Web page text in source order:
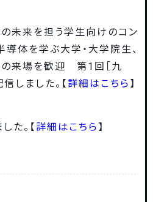
の未来を担う学生向けのコン
導体を学ぶ大学・大学院生、
来場を歓迎 第1回［九
しました。【 詳細はこちら 】
た。【 詳細はこちら 】